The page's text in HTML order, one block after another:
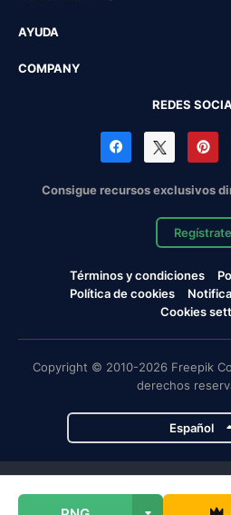
AYUDA
COMPANY
REDES
Consigue recursos exclusivos
Regístrate
Términos y condiciones
Política de cookies
Cookies
Copyright © 2010-2026 Freepik
derechos
Español